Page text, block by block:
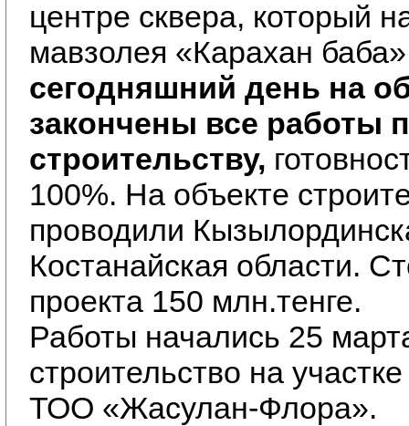
центре сквера, который
мавзолея «Карахан
сегодняшний день на
закончены все работы
строительству,
100%. На объекте
проводили
Костанайская области.
проекта 150 млн.тенге.
Работы начались 25
строительство на
ТОО «Жасулан-Флора».